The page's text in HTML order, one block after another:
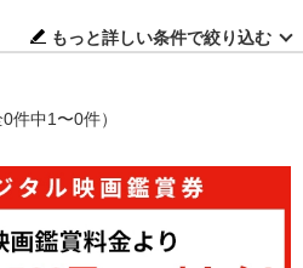
もっと詳しい条件で絞り込む
0件中1〜0件）